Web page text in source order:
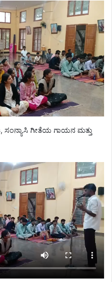
ಗೀತೆಯ ಗಾಯನ ಮತ್ತು